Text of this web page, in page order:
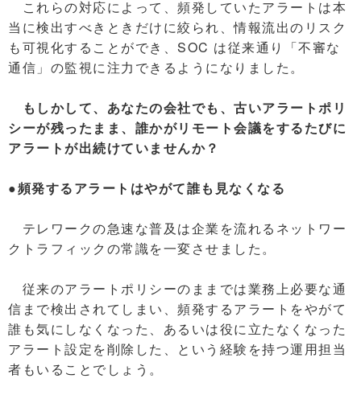
これらの対応によって、頻発していたアラートは本
当に検出すべきときだけに絞られ、情報流出のリスク
も可視化することができ、SOC は従来通り「不審な
通信」の監視に注力できるようになりました。
もしかして、あなたの会社でも、古いアラートポリ
シーが残ったまま、誰かがリモート会議をするたびに
アラートが出続けていませんか？
●頻発するアラートはやがて誰も見なくなる
テレワークの急速な普及は企業を流れるネットワー
クトラフィックの常識を一変させました。
従来のアラートポリシーのままでは業務上必要な通
信まで検出されてしまい、頻発するアラートをやがて
誰も気にしなくなった、あるいは役に立たなくなった
アラート設定を削除した、という経験を持つ運用担当
者もいることでしょう。